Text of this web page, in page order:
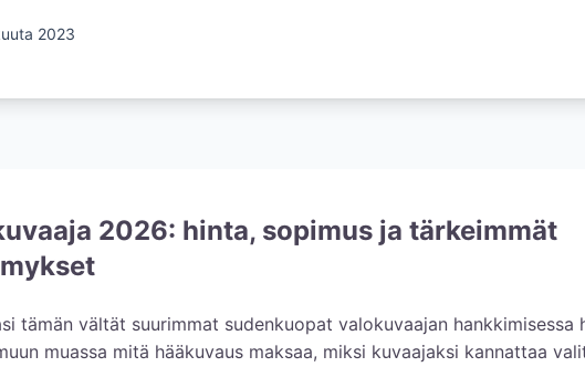
2023
2026: hinta, sopimus ja tärkeimmät
tämän vältät suurimmat sudenkuopat valokuvaajan hankkimisessa
muassa mitä hääkuvaus maksaa, miksi kuvaajaksi kannattaa